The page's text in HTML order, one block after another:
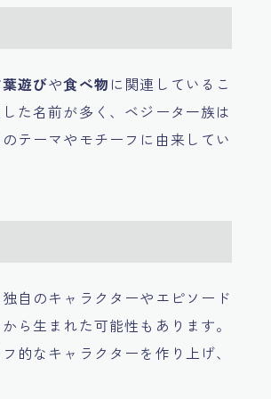
遊びや食べ物 に関連しているこ
た名前が多く、ベジータ一族は
テーマやモチーフに由来してい
自のキャラクターやエピソード
ら生まれた可能性もあります。
的なキャラクターを作り上げ、